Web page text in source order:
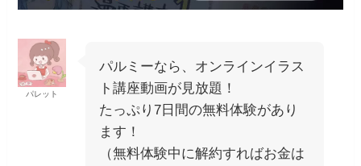
パレット
パルミーなら、オンラインイラス
ト講座動画が見放題！
たっぷり7日間の無料体験があり
ます！
（無料体験中に解約すればお金は